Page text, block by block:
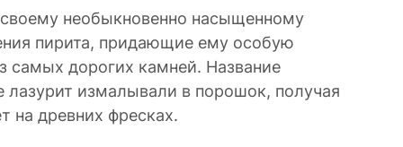
необыкновенно насыщенному
пирита, придающие ему особую
самых дорогих камней. Название
лазурит измалывали в порошок, получая
на древних фресках.